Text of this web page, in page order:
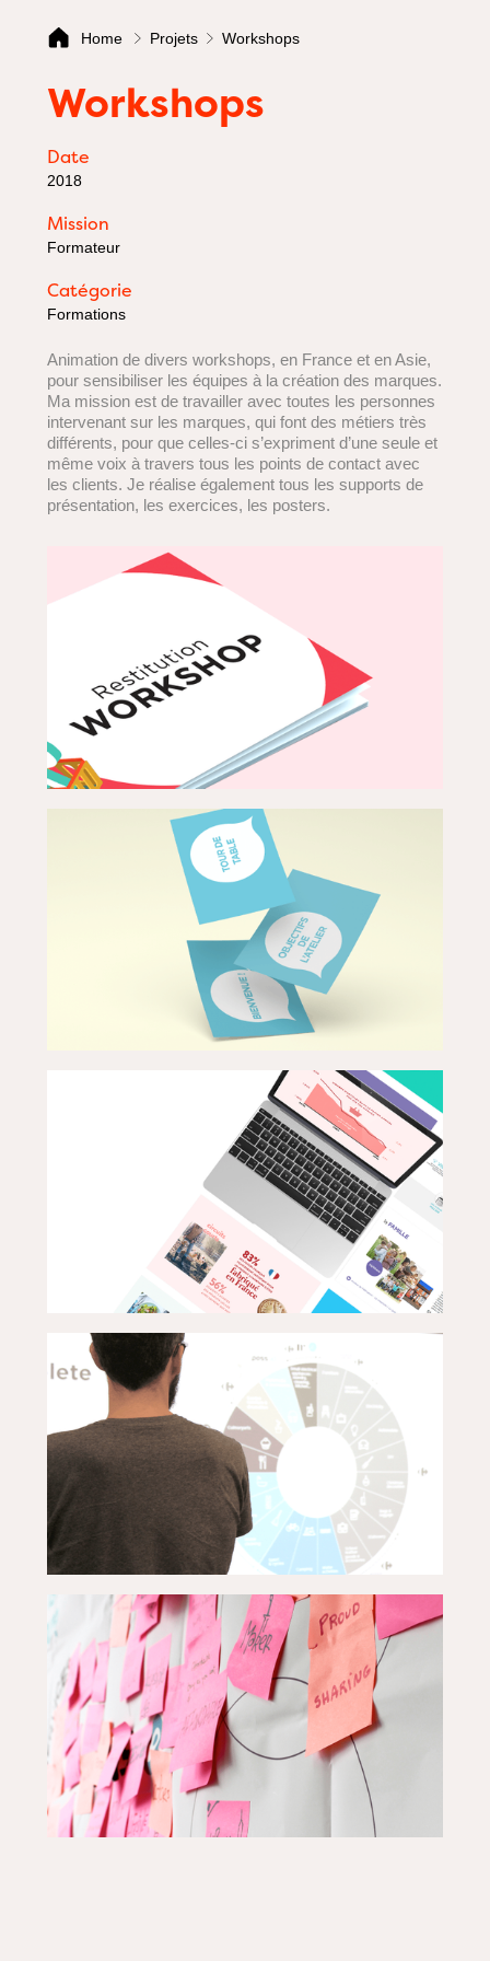
Home Projets Workshops
Workshops
Date
2018
Mission
Formateur
Catégorie
Formations
Animation de divers workshops, en France et en Asie,
pour sensibiliser les équipes à la création des marques.
Ma mission est de travailler avec toutes les personnes
intervenant sur les marques, qui font des métiers très
différents, pour que celles-ci s’expriment d’une seule et
même voix à travers tous les points de contact avec
les clients. Je réalise également tous les supports de
présentation, les exercices, les posters.